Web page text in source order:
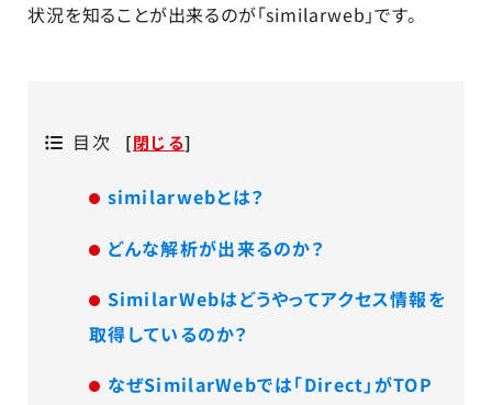
状況を知ることが出来るのが「similarweb」です。
目次 [閉じる]
similarwebとは？
どんな解析が出来るのか？
SimilarWebはどうやってアクセス情報を
取得しているのか？
なぜSimilarWebでは「Direct」がTOP